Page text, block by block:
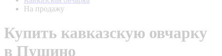
На продажу
Купить кавказскую овчарку
в Пущино